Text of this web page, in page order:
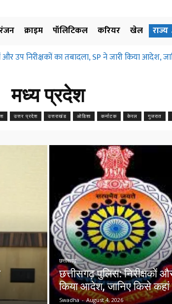
क्राइम पॉलिटिकल करियर खेल
राज्य
उप निरीक्षकों का तबादला, SP ने जारी किया आदेश,
बिना जमीन के उपयोग पर नहीं लगाई जा सकती रोक…
मध्य प्रदेश
उत्तर प्रदेश उत्तराखंड ओडिशा कर्नाटक केरल गुजरात
छत्तीसगढ़
छत्तीसगढ़ पुलिस: निरीक्षकों
किया आदेश, जानिए किसे कहां
Swadha - August 4, 2026